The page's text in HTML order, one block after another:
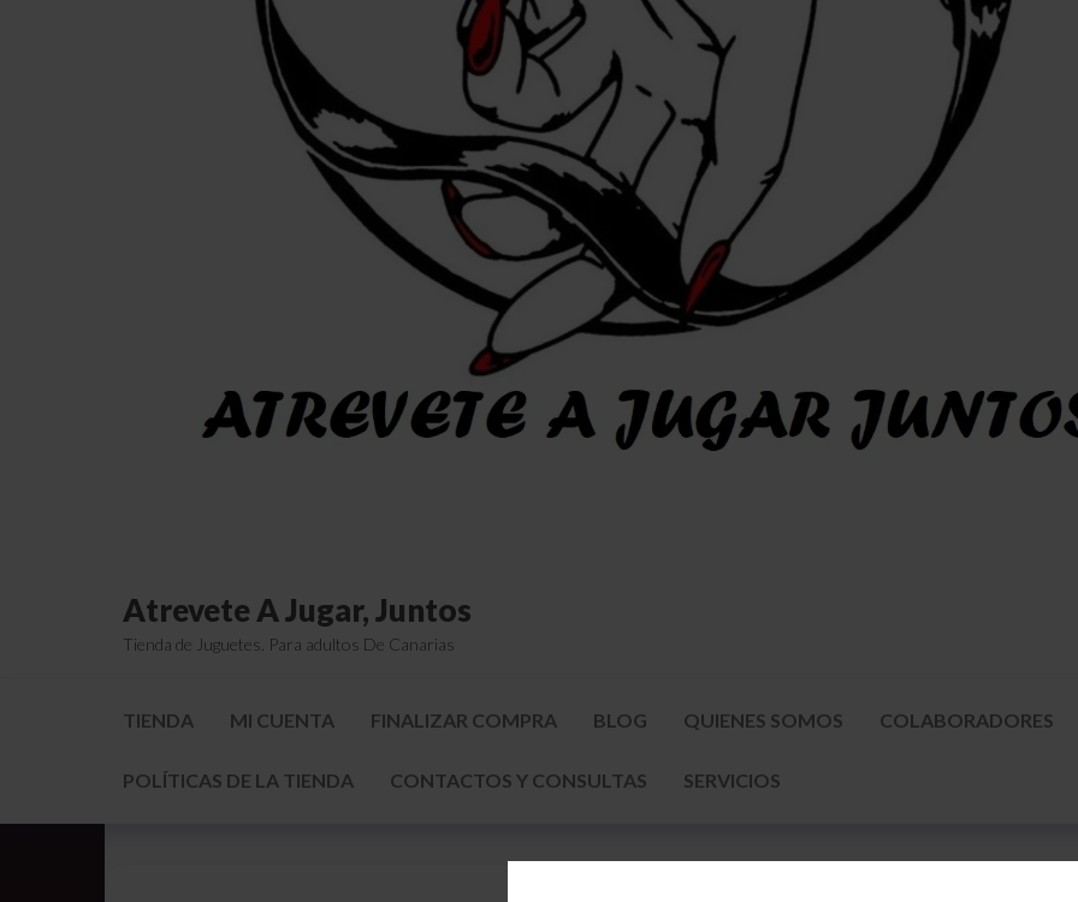
Atrevete A Jugar, Juntos
Tienda de Juguetes. Para adultos De Canarias
TIENDA MI CUENTA FINALIZAR COMPRA BLOG QUIENES SOMOS COLABORADORES
POLÍTICAS DE LA TIENDA CONTACTOS Y CONSULTAS SERVICIOS